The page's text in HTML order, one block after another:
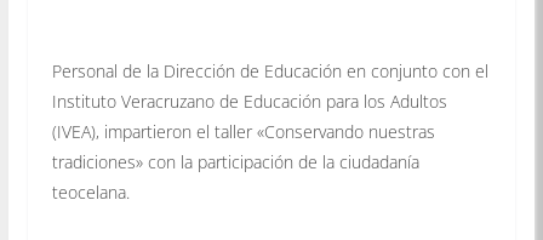
Personal de la Dirección de Educación en conjunto con el
Instituto Veracruzano de Educación para los Adultos
(IVEA), impartieron el taller «Conservando nuestras
tradiciones» con la participación de la ciudadanía
teocelana.